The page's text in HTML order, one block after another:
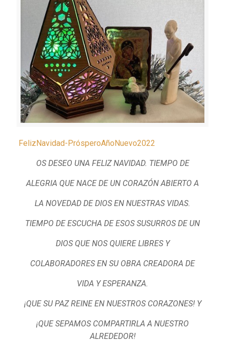
FelizNavidad-PrósperoAñoNuevo2022
OS DESEO UNA FELIZ NAVIDAD. TIEMPO DE
ALEGRIA QUE NACE DE UN CORAZÓN ABIERTO A
LA NOVEDAD DE DIOS EN NUESTRAS VIDAS.
TIEMPO DE ESCUCHA DE ESOS SUSURROS DE UN
DIOS QUE NOS QUIERE LIBRES Y
COLABORADORES EN SU OBRA CREADORA DE
VIDA Y ESPERANZA.
¡QUE SU PAZ REINE EN NUESTROS CORAZONES! Y
¡QUE SEPAMOS COMPARTIRLA A NUESTRO
ALREDEDOR!